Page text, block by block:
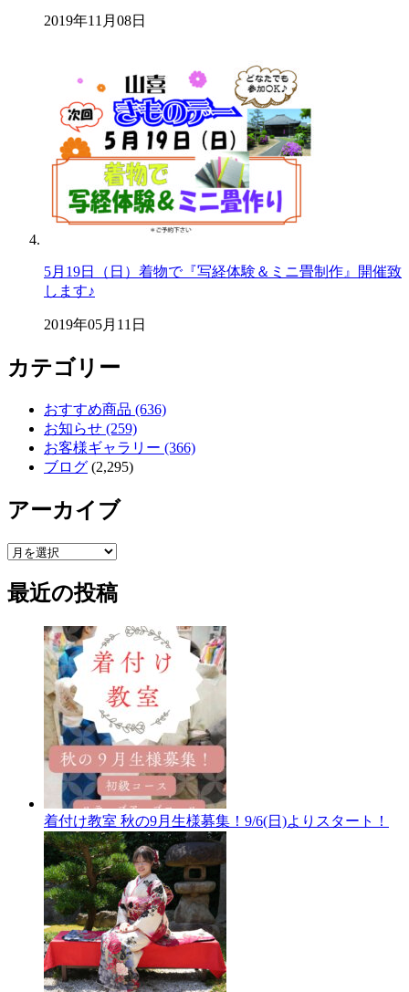
2019年11月08日
5月19日（日）着物で『写経体験＆ミニ畳制作』開催致
します♪
2019年05月11日
カテゴリー
おすすめ商品 (636)
お知らせ (259)
お客様ギャラリー (366)
ブログ (2,295)
アーカイブ
ア
カ
イ
最近の投稿
着付け教室 秋の9月生様募集！9/6(日)よりスタート！